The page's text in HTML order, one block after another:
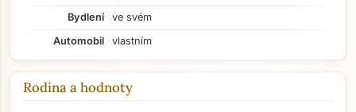
Bydlení
ve svém
Automobil
vlastním
Rodina a hodnoty